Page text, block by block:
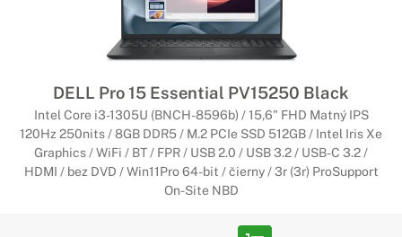
vyniknúť len s profesionálnym zariadením série Dell Pro.
Notebooky Dell Pro Max
Prémiový dizajn, vysoký výkon
Dokonalý notebook pre bezkonkurenčný výkon na cestách –
navrhnutý tak, aby podnietil kreativitu, poháňal inovácie v
oblasti umelej inteligencie a bez námahy zvládal aj tie
najnáročnejšie úlohy.
Notebooky Dell s Copilot+ PC
DELL Pro 15 Essential PV15250 Black
Intel Core i3-1305U (BNCH-8596b) / 15,6" FHD Matný IPS
120Hz 250nits / 8GB DDR5 / M.2 PCIe SSD 512GB / Intel Iris Xe
Graphics / WiFi / BT / FPR / USB 2.0 / USB 3.2 / USB-C 3.2 /
HDMI / bez DVD / Win11Pro 64-bit / čierny / 3r (3r) ProSupport
On-Site NBD